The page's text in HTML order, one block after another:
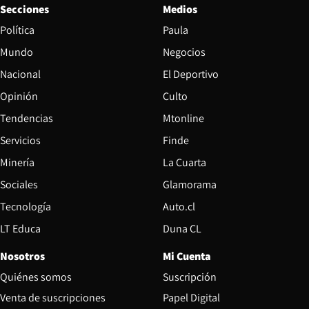
Secciones
Política
Mundo
Nacional
Opinión
Tendencias
Servicios
Minería
Sociales
Tecnología
LT Educa
Medios
Paula
Negocios
El Deportivo
Culto
Mtonline
Finde
La Cuarta
Glamorama
Auto.cl
Duna CL
Nosotros
Quiénes somos
Venta de suscripciones
Mi Cuenta
Suscripción
Papel Digital